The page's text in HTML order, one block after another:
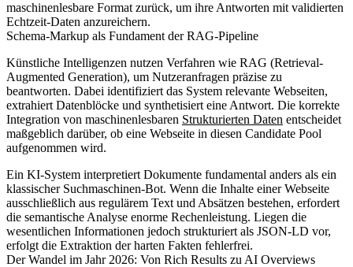
maschinenlesbare Format zurück, um ihre Antworten mit validierten
Echtzeit-Daten anzureichern.
Schema-Markup als Fundament der RAG-Pipeline
Künstliche Intelligenzen nutzen Verfahren wie RAG (Retrieval-
Augmented Generation), um Nutzeranfragen präzise zu
beantworten. Dabei identifiziert das System relevante Webseiten,
extrahiert Datenblöcke und synthetisiert eine Antwort. Die korrekte
Integration von maschinenlesbaren Strukturierten Daten entscheidet
maßgeblich darüber, ob eine Webseite in diesen Candidate Pool
aufgenommen wird.
Ein KI-System interpretiert Dokumente fundamental anders als ein
klassischer Suchmaschinen-Bot. Wenn die Inhalte einer Webseite
ausschließlich aus regulärem Text und Absätzen bestehen, erfordert
die semantische Analyse enorme Rechenleistung. Liegen die
wesentlichen Informationen jedoch strukturiert als JSON-LD vor,
erfolgt die Extraktion der harten Fakten fehlerfrei.
Der Wandel im Jahr 2026: Von Rich Results zu AI Overviews